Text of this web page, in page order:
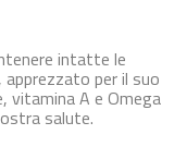
intatte le
per il suo
vitamina A e Omega
salute.